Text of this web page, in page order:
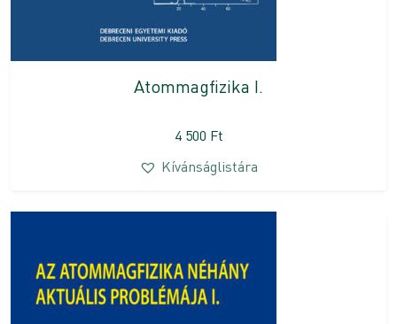
Atommagfizika I.
4 500 Ft
Kívánságlistára